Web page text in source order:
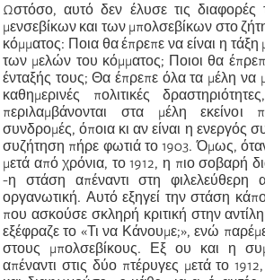
Ωστόσο, αυτό δεν έλυσε τις διαφορές
μενσεβίκων και των μπολσεβίκων στο
κόμματος: Ποια θα έπρεπε να είναι η
των μελών του κόμματος; Ποιοι θα
ένταξής τους; Θα έπρεπε όλα τα μέλη να
καθημερινές πολιτικές
περιλαμβάνονται στα μέλη
συνδρομές, όποια κι αν είναι η ενεργός
συζήτηση πήρε φωτιά το 1903. Όμως,
μετά από χρόνια, το 1912, η πιο σοβαρή
-η στάση απέναντι στη φιλελεύθερη
οργανωτική. Αυτό εξηγεί την στάση
που ασκούσε σκληρή κριτική στην
εξέφραζε το «Τι να Κάνουμε;», ενώ
στους μπολσεβίκους. Εξ ου και η
απέναντι στις δύο πτέρυγες μετά το